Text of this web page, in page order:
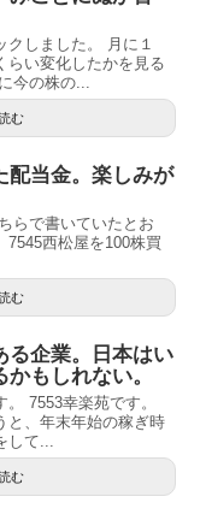
クしました。 月に１
らい変化したかを見る
今の株の...
む
配当金。楽しみが
らで書いていたとお
7545西松屋を100株買
む
る企業。日本はい
もしれない。
7553幸楽苑です。
と、年末年始の稼ぎ時
して...
む